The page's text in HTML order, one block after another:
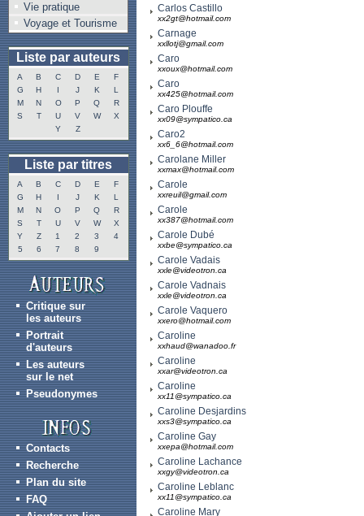
Vie pratique
Voyage et Tourisme
Liste par auteurs
A B C D E
F
G
H I J K
L
M
N O P Q
R
S
T U V W
X
Y
Z
Liste par titres
A B C D E
F
G
H I J K
L
M
N O P Q
R
S
T U V W
X
Y
Z 1 2 3
4
5
6 7 8 9
Critique sur
les auteurs
Portrait
d'auteurs
Les auteurs
sur le net
Pseudonymes
Contacts
Recherche
Plan du site
FAQ
Carlos Castillo
xx2gt@hotmail.com
Carnage
xxllotj@gmail.com
Caro
xxoux@hotmail.com
Caro
xx425@hotmail.com
Caro Plouffe
xx09@sympatico.ca
Caro2
xx6_6@hotmail.com
Carolane Miller
xxmax@hotmail.com
Carole
xxreuil@gmail.com
Carole
xx387@hotmail.com
Carole Dubé
xxbe@sympatico.ca
Carole Vadais
xxle@videotron.ca
Carole Vadnais
xxle@videotron.ca
Carole Vaquero
xxero@hotmail.com
Caroline
xxhaud@wanadoo.fr
Caroline
xxar@videotron.ca
Caroline
xx11@sympatico.ca
Caroline Desjardins
xxs3@sympatico.ca
Caroline Gay
xxepa@hotmail.com
Caroline Lachance
xxgy@videotron.ca
Caroline Leblanc
xx11@sympatico.ca
Caroline Mary